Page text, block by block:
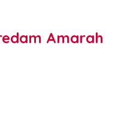
Amarah